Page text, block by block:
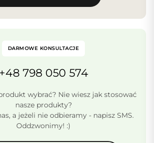
DARMOWE KONSULTACJE
+48 798 050 574
wybrać? Nie wiesz jak stosować
nasze produkty?
a jeżeli nie odbieramy - napisz SMS.
Oddzwonimy! :)